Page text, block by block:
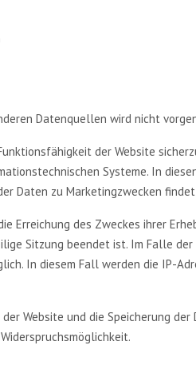
Datenquellen wird nicht
der Website
Systeme. In
Daten zu Marketingzwecken
Erreichung des Zweckes ihrer
Sitzung beendet ist. Im Falle
In diesem Fall werden die IP-
Website und die Speicherung